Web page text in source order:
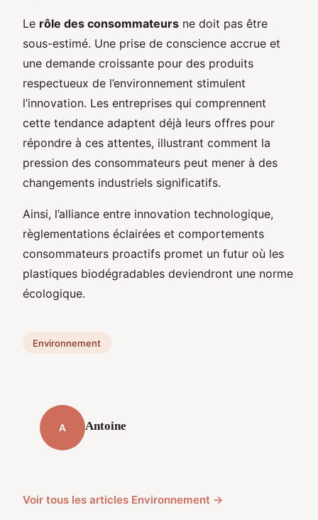
Le rôle des consommateurs ne doit pas être
sous-estimé. Une prise de conscience accrue et
une demande croissante pour des produits
respectueux de l’environnement stimulent
l’innovation. Les entreprises qui comprennent
cette tendance adaptent déjà leurs offres pour
répondre à ces attentes, illustrant comment la
pression des consommateurs peut mener à des
changements industriels significatifs.
Ainsi, l’alliance entre innovation technologique,
règlementations éclairées et comportements
consommateurs proactifs promet un futur où les
plastiques biodégradables deviendront une norme
écologique.
Environnement
A Antoine
Voir tous les articles Environnement →